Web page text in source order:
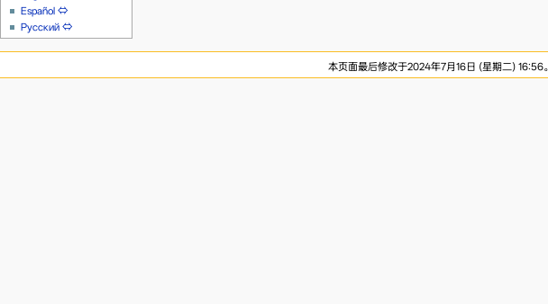
Español ⇔
Русский ⇔
本页面最后修改于2024年7月16日 (星期二) 16:56。